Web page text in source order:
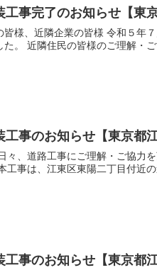
工事完了のお知らせ【東
皆様、近隣企業の皆様 令和５年
た。 近隣住民の皆様のご理解・
工事のお知らせ【東京都
々、道路工事にご理解・ご協力
工事は、江東区東陽二丁目付近
工事のお知らせ【東京都